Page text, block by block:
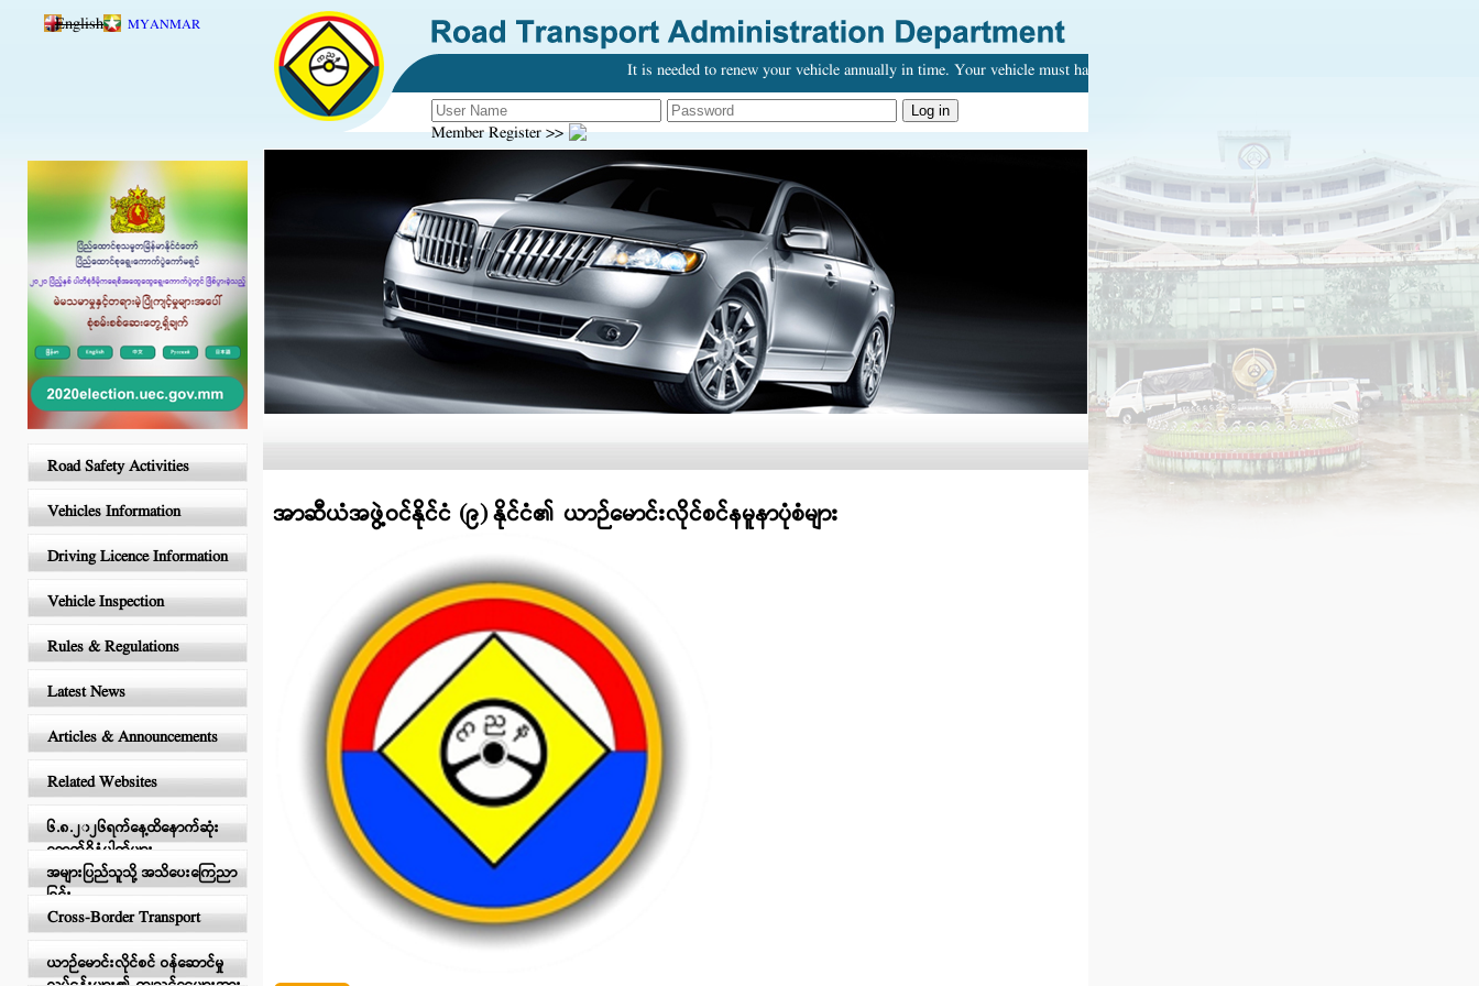
Skip to main content
English MYANMAR
Road Safety Activities
Vehicles Information
Driving Licence Information
Vehicle Inspection
Rules & Regulations
Latest News
Articles & Announcements
Related Websites
၆.၈.၂၀၂၆ရက်နေ့ထိနောက်ဆုံး
ရောက်ရှိနံပါတ်များ
အများပြည်သူသို့ အသိပေးကြေညာ
ခြင်း
Cross-Border Transport
ယာဉ်မောင်းလိုင်စင် ဝန်ဆောင်မှု
It is needed to renew your vehicle annually in time. Your vehicle must have with your name. Every adult can drive.
Member Register >>
အာဆီယံအဖွဲ့ဝင်နိုင်ငံ (၉) နိုင်ငံ၏ ယာဉ်မောင်းလိုင်စင်နမူနာပုံစံများ